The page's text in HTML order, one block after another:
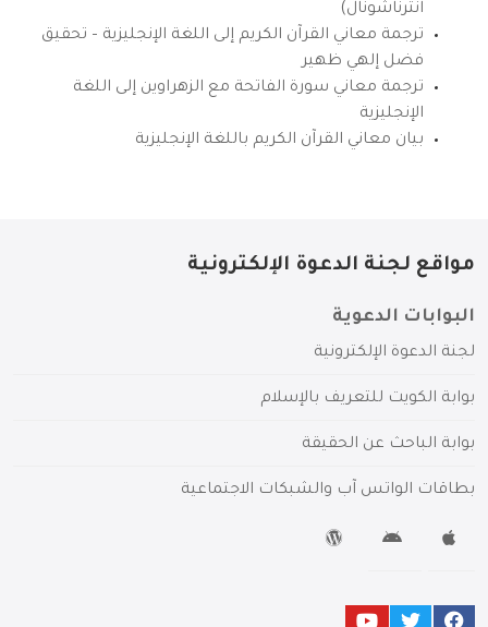
انترناشونال)
ترجمة معاني القرآن الكريم إلى اللغة الإنجليزية – تحقيق
فضل إلهي ظهير
ترجمة معاني سورة الفاتحة مع الزهراوين إلى اللغة
الإنجليزية
بيان معاني القرآن الكريم باللغة الإنجليزية
مواقع لجنة الدعوة الإلكترونية
البوابات الدعوية
لجنة الدعوة الإلكترونية
بوابة الكويت للتعريف بالإسلام
بوابة الباحث عن الحقيقة
بطاقات الواتس آب والشبكات الاجتماعية